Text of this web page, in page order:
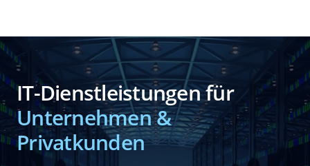
IT-Dienstleistungen für
Unternehmen &
Privatkunden